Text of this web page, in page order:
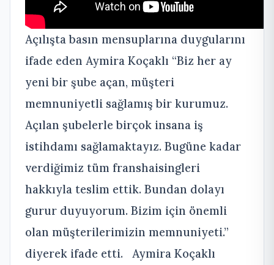
Açılışta basın mensuplarına duygularını
ifade eden Aymira Koçaklı “Biz her ay
yeni bir şube açan, müşteri
memnuniyetli sağlamış bir kurumuz.
Açılan şubelerle birçok insana iş
istihdamı sağlamaktayız. Bugüne kadar
verdiğimiz tüm franshaisingleri
hakkıyla teslim ettik. Bundan dolayı
gurur duyuyorum. Bizim için önemli
olan müşterilerimizin memnuniyeti.”
diyerek ifade etti. Aymira Koçaklı